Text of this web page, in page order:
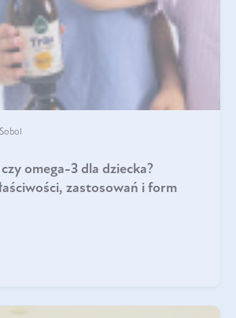
omega-3 dla dziecka?
zastosowań i form